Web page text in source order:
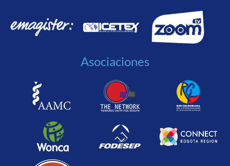
Asociaciones